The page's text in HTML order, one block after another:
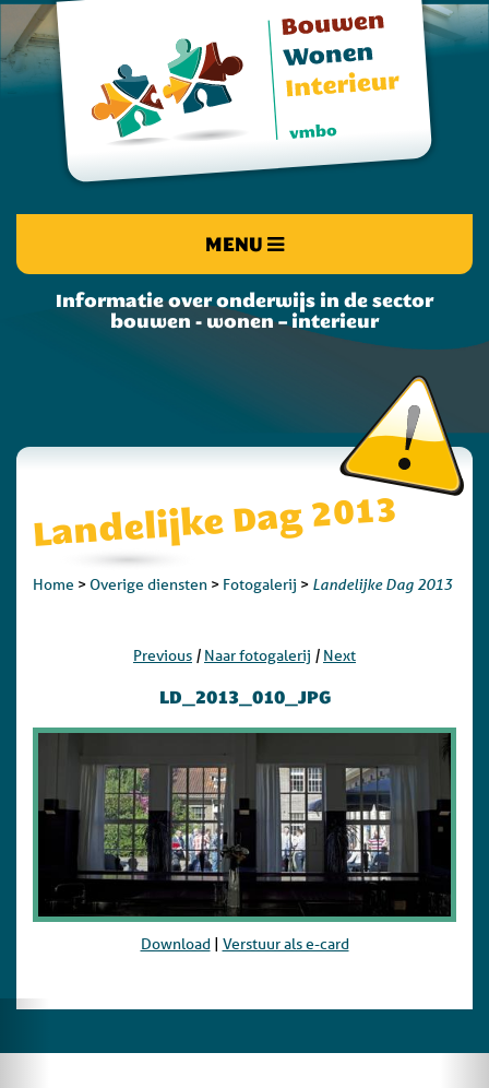
MENU
Informatie over onderwijs in de sector
bouwen - wonen – interieur
Landelijke Dag 2013
Home > Overige diensten > Fotogalerij > Landelijke Dag 2013
Previous | Naar fotogalerij | Next
LD_2013_010_JPG
Download| Verstuur als e-card